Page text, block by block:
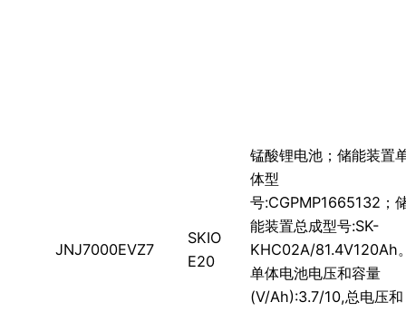
JNJ7000EVZ7
SKIO
E20
锰酸锂电池；储能装置
体型
号:CGPMP1665132；
能装置总成型号:SK-
KHC02A/81.4V120Ah
单体电池电压和容量
(V/Ah):3.7/10,总电压和